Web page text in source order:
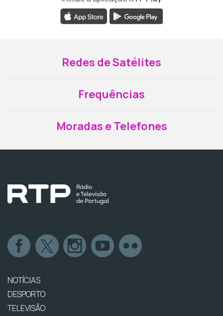
Redes de Satélites
Frequências
Moradas e Telefones
NOTÍCIAS
DESPORTO
TELEVISÃO